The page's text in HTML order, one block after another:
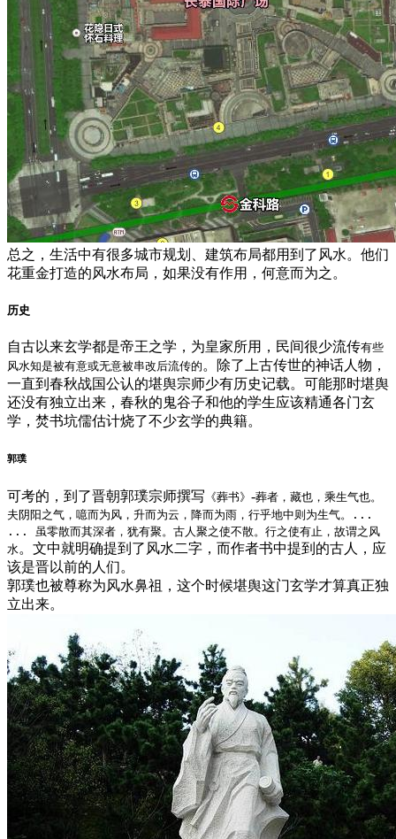
总之，生活中有很多城市规划、建筑布局都用到了风水。他们
花重金打造的风水布局，如果没有作用，何意而为之。
历史
自古以来玄学都是帝王之学，为皇家所用，民间很少流传有些
风水知是被有意或无意被串改后流传的 。除了上古传世的神话人物，
一直到春秋战国公认的堪舆宗师少有历史记载。可能那时堪舆
还没有独立出来，春秋的鬼谷子和他的学生应该精通各门玄
学，焚书坑儒估计烧了不少玄学的典籍。
郭璞
可考的，到了晋朝郭璞宗师撰写 《葬书》 -葬者，藏也，乘生气也。
夫阴阳之气，噫而为风，升而为云，降而为雨，行乎地中则为生气。...
... 虽零散而其深者，犹有聚。古人聚之使不散。行之使有止，故谓之风
水。文中就明确提到了风水二字，而作者书中提到的古人，应
该是晋以前的人们。
郭璞也被尊称为风水鼻祖，这个时候堪舆这门玄学才算真正独
立出来。